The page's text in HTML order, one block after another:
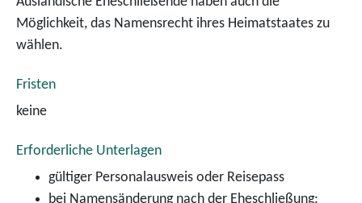
Möglichkeit, das Namensrecht ihres Heimatstaates zu
wählen.
Fristen
keine
Erforderliche Unterlagen
gültiger Personalausweis oder Reisepass
bei Namensänderung nach der Eheschließung: